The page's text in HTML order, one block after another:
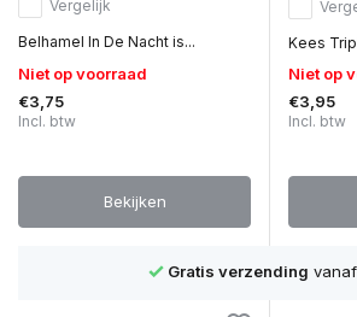
Vergelijk
Belhamel In De Nacht is...
Niet op voorraad
€3,75
Incl. btw
Bekijken
Kees
Niet op
€3,95
Incl. btw
Gratis verzending